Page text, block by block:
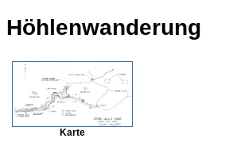
Höhlenwanderung
Karte